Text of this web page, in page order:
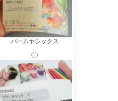
パームヤシックス